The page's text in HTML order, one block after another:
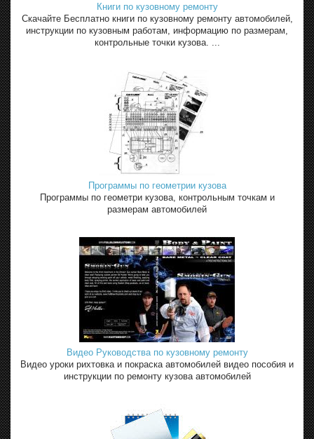
Книги по кузовному ремонту
Скачайте Бесплатно книги по кузовному ремонту автомобилей,
инструкции по кузовным работам, информацию по размерам,
контрольные точки кузова. ...
Программы по геометрии кузова
Программы по геометри кузова, контрольным точкам и
размерам автомобилей
Видео Руководства по кузовному ремонту
Видео уроки рихтовка и покраска автомобилей видео пособия и
инструкции по ремонту кузова автомобилей